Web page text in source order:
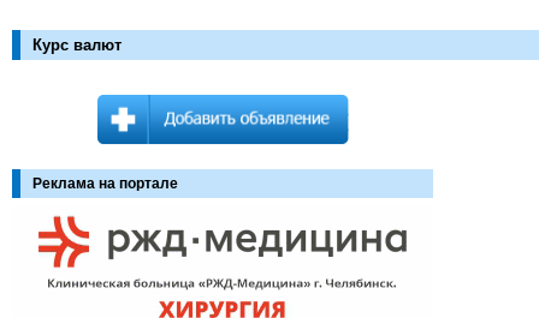
Курс валют
Реклама на портале